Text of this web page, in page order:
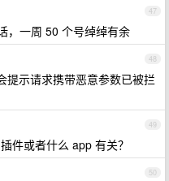
47
，一周 50 个号绰绰有余
48
提示请求携带恶意参数已被拦
49
件或者什么 app 有关？
50